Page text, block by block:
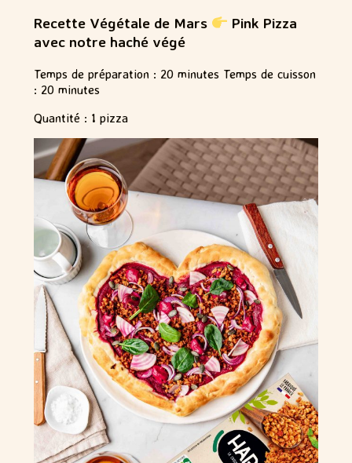
Recette Végétale de Mars
Pink Pizza
avec notre haché végé
Temps de préparation : 20 minutes Temps de cuisson
: 20 minutes
Quantité : 1 pizza